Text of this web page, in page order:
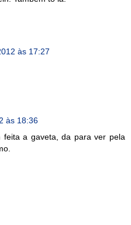
às 17:27
às 18:36
feita a gaveta, da para ver pela